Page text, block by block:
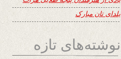
یلدای تان مبارک
نوشته‌های تازه